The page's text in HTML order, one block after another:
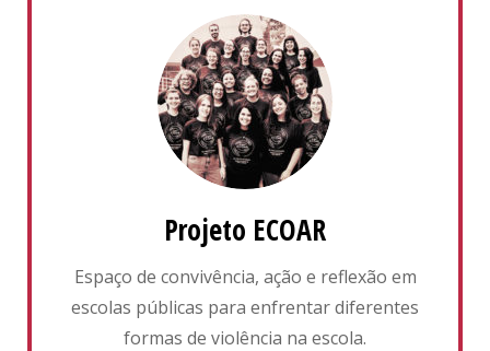
Projeto ECOAR
Espaço de convivência, ação e reflexão em
escolas públicas para enfrentar diferentes
formas de violência na escola.